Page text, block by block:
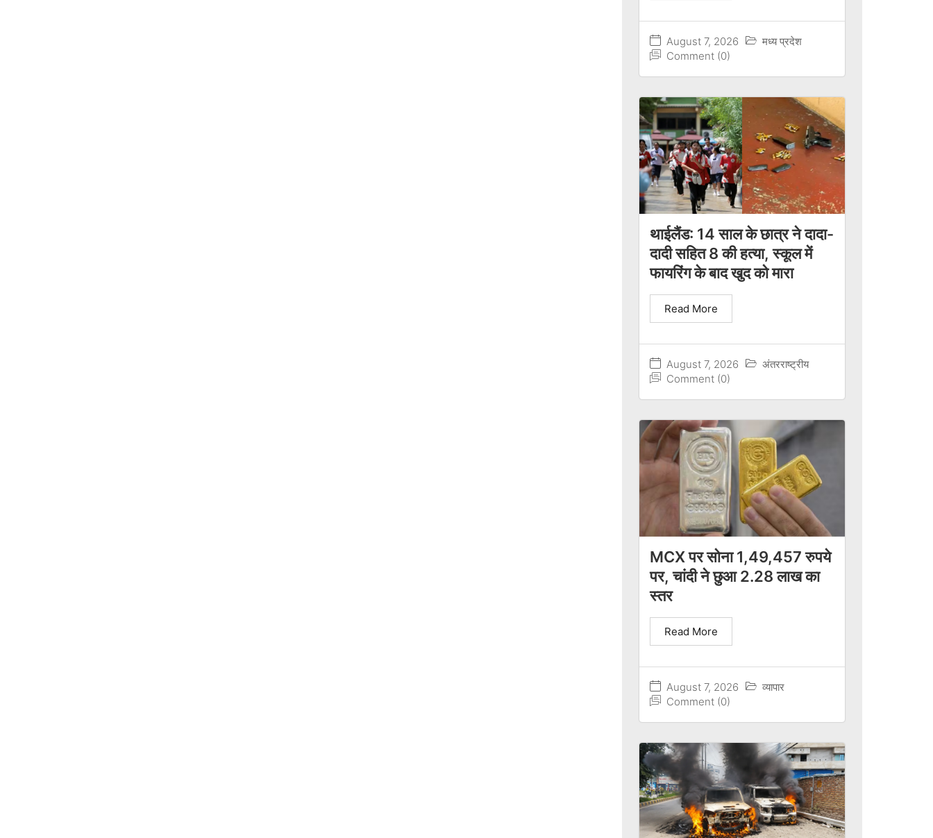
August 7, 2026
मध्य प्रदेश
Comment (0)
थाईलैंड: 14 साल के छात्र ने दादा-
दादी सहित 8 की हत्या, स्कूल में
फायरिंग के बाद खुद को मारा
August 7, 2026
अंतरराष्ट्रीय
Comment (0)
Read More
MCX पर सोना 1,49,457 रुपये
पर, चांदी ने छुआ 2.28 लाख का
स्तर
August 7, 2026
व्यापार
Comment (0)
Read More